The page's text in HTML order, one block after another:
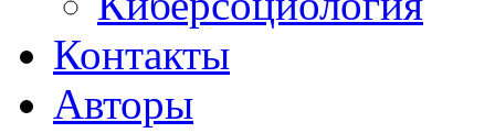
Контакты
Авторы